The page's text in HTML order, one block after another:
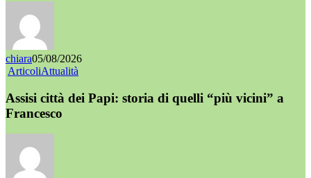
chiara05/08/2026
ArticoliAttualità
Assisi città dei Papi: storia di quelli “più vicini” a
Francesco